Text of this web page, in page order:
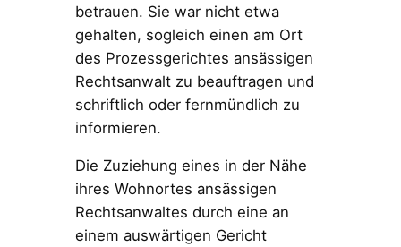
betrauen. Sie war nicht etwa
gehalten, sogleich einen am Ort
des Prozessgerichtes ansässigen
Rechtsanwalt zu beauftragen und
schriftlich oder fernmündlich zu
informieren.
Die Zuziehung eines in der Nähe
ihres Wohnortes ansässigen
Rechtsanwaltes durch eine an
einem auswärtigen Gericht